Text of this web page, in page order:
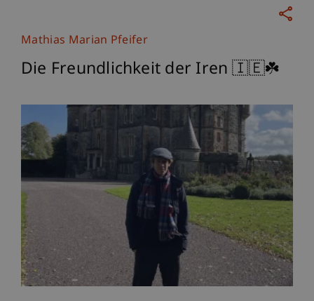
Mathias Marian Pfeifer
Die Freundlichkeit der Iren 🇮🇪☘️